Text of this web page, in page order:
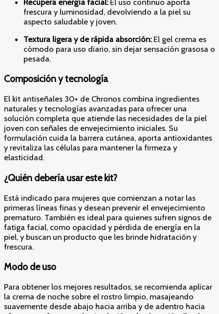
frescura y luminosidad, devolviendo a la piel su
aspecto saludable y joven.
Textura ligera y de rápida absorción:El gel crema es
cómodo para uso diario, sin dejar sensación grasosa o
pesada.
Composición y tecnología
El kit antiseñales 30+ de Chronos combina ingredientes
naturales y tecnologías avanzadas para ofrecer una
solución completa que atiende las necesidades de la piel
joven con señales de envejecimiento iniciales. Su
formulación cuida la barrera cutánea, aporta antioxidantes
y revitaliza las células para mantener la firmeza y
elasticidad.
¿Quién debería usar este kit?
Está indicado para mujeres que comienzan a notar las
primeras líneas finas y desean prevenir el envejecimiento
prematuro. También es ideal para quienes sufren signos de
fatiga facial, como opacidad y pérdida de energía en la
piel, y buscan un producto que les brinde hidratación y
frescura.
Modo de uso
Para obtener los mejores resultados, se recomienda aplicar
la crema de noche sobre el rostro limpio, masajeando
suavemente desde abajo hacia arriba y de adentro hacia